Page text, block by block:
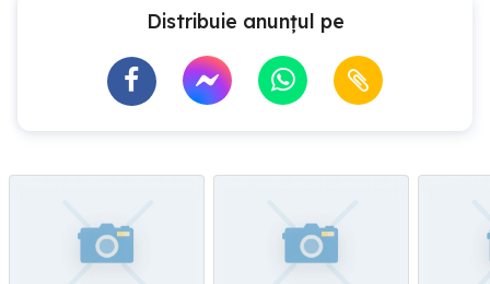
Distribuie anunțul pe